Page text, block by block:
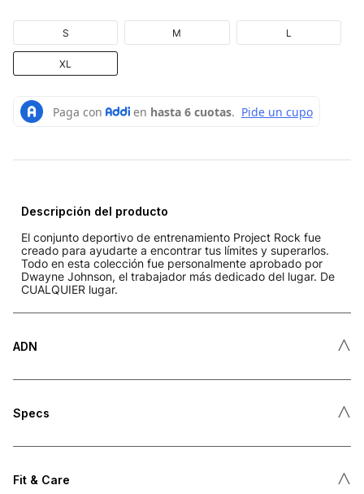
S M L
XL
Descripción del producto
El conjunto deportivo de entrenamiento Project Rock fue
creado para ayudarte a encontrar tus límites y superarlos.
Todo en esta colección fue personalmente aprobado por
Dwayne Johnson, el trabajador más dedicado del lugar. De
CUALQUIER lugar.
ADN ˄
Specs ˄
Fit & Care ˄